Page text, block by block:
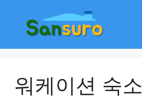
워케이션 숙소